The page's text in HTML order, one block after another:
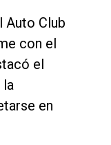
Auto Club
con el
el
la
en